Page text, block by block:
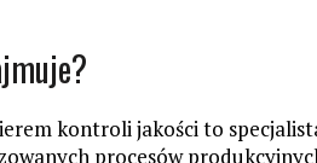
kontroli jakości to
procesów